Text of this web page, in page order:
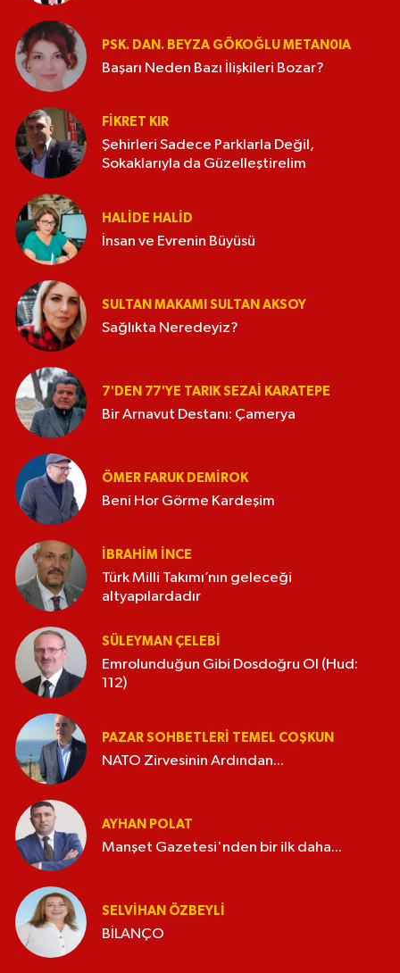
PSK. DAN. BEYZA GÖKOĞLU METAN0IA
Başarı Neden Bazı İlişkileri Bozar?
FIKRET KIR
Şehirleri Sadece Parklarla Değil,
Sokaklarıyla da Güzelleştirelim
HALIDE HALID
İnsan ve Evrenin Büyüsü
SULTAN MAKAMI SULTAN AKSOY
Sağlıkta Neredeyiz?
7'DEN 77'YE TARIK SEZAI KARATEPE
Bir Arnavut Destanı: Çamerya
ÖMER FARUK DEMIROK
Beni Hor Görme Kardeşim
İBRAHIM İNCE
Türk Milli Takımı’nın geleceği
altyapılardadır
SÜLEYMAN ÇELEBI
Emrolunduğun Gibi Dosdoğru Ol (Hud:
112)
PAZAR SOHBETLERI TEMEL COŞKUN
NATO Zirvesinin Ardından...
AYHAN POLAT
Manşet Gazetesi'nden bir ilk daha...
SELVIHAN ÖZBEYLI
BİLANÇO